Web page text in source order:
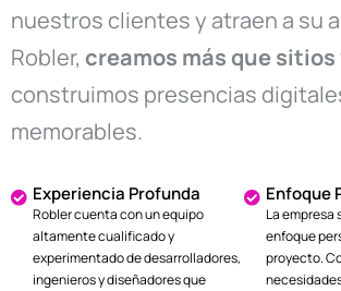
nuestros clientes y atraen a su
Robler, creamos más que sitios
construimos presencias
memorables.
Experiencia Profunda
Robler cuenta con un equipo
altamente cualificado y
experimentado de desarrolladores,
ingenieros y diseñadores que
Enfoque
La empresa
enfoque
proyecto.